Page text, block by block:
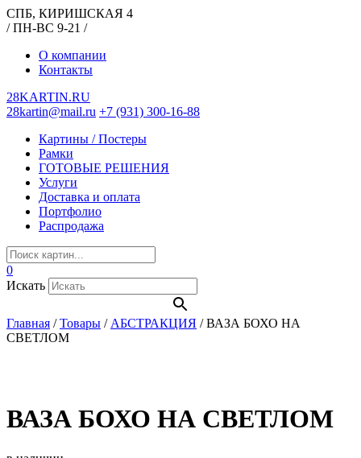
СПБ, КИРИШСКАЯ 4
/ ПН-ВС 9-21 /
О компании
Контакты
28KARTIN.RU
28kartin@mail.ru +7 (931) 300-16-88
Картины / Постеры
Рамки
ГОТОВЫЕ РЕШЕНИЯ
Услуги
Доставка и оплата
Портфолио
Распродажа
0
Искать
Главная /Товары / АБСТРАКЦИЯ /ВАЗА БОХО НА
СВЕТЛОМ
ВАЗА БОХО НА СВЕТЛОМ